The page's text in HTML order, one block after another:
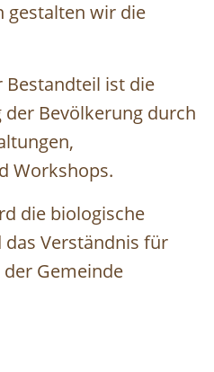
gestalten wir die
Bestandteil ist die
Bevölkerung durch
Workshops.
die biologische
Verständnis für
Gemeinde